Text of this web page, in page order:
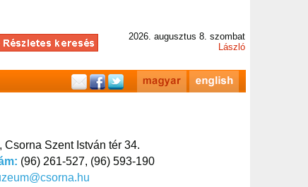
2026. augusztus 8. szombat
László
Csorna Szent István tér 34.
(96) 261-527, (96) 593-190